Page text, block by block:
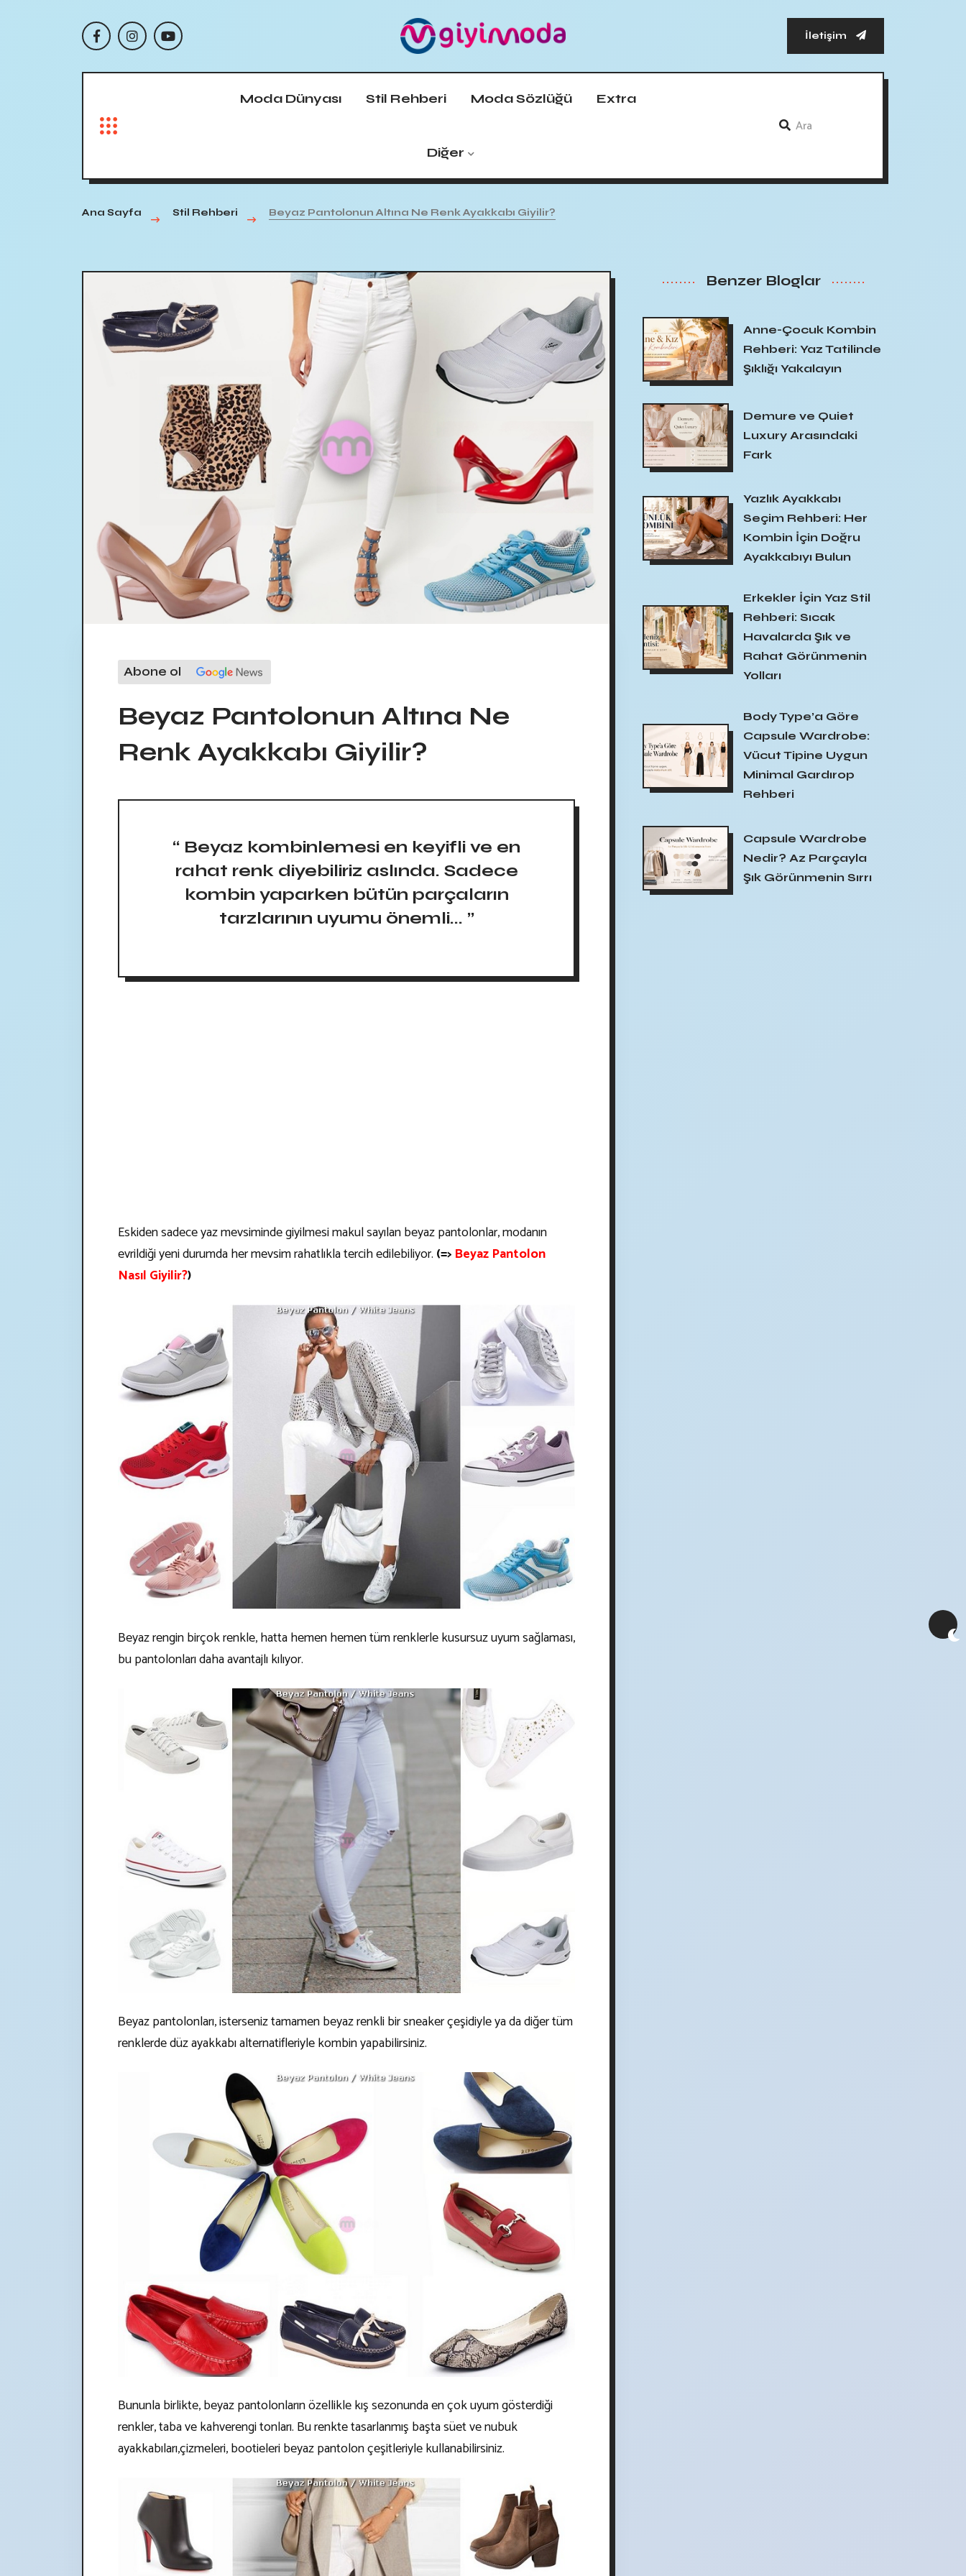
İletişim
Moda Dünyası Stil Rehberi Moda Sözlüğü Extra
Diğer
Ana Sayfa Stil Rehberi Beyaz Pantolonun Altına Ne Renk Ayakkabı Giyilir?
Abone ol
Beyaz Pantolonun Altına Ne
Renk Ayakkabı Giyilir?
“ Beyaz kombinlemesi en keyifli ve en
rahat renk diyebiliriz aslında. Sadece
kombin yaparken bütün parçaların
tarzlarının uyumu önemli... ”
Eskiden sadece yaz mevsiminde giyilmesi makul sayılan beyaz pantolonlar, modanın
evrildiği yeni durumda her mevsim rahatlıkla tercih edilebiliyor. (=> Beyaz Pantolon
Nasıl Giyilir?)
Beyaz rengin birçok renkle, hatta hemen hemen tüm renklerle kusursuz uyum sağlaması,
bu pantolonları daha avantajlı kılıyor.
Beyaz pantolonları, isterseniz tamamen beyaz renkli bir sneaker çeşidiyle ya da diğer tüm
renklerde düz ayakkabı alternatifleriyle kombin yapabilirsiniz.
Bununla birlikte, beyaz pantolonların özellikle kış sezonunda en çok uyum gösterdiği
renkler, taba ve kahverengi tonları. Bu renkte tasarlanmış başta süet ve nubuk
ayakkabıları,çizmeleri, bootieleri beyaz pantolon çeşitleriyle kullanabilirsiniz.
Benzer Bloglar
Anne-Çocuk Kombin
Rehberi: Yaz Tatilinde
Şıklığı Yakalayın
Demure ve Quiet
Luxury Arasındaki
Fark
Yazlık Ayakkabı
Seçim Rehberi: Her
Kombin İçin Doğru
Ayakkabıyı Bulun
Erkekler İçin Yaz Stil
Rehberi: Sıcak
Havalarda Şık ve
Rahat Görünmenin
Yolları
Body Type’a Göre
Capsule Wardrobe:
Vücut Tipine Uygun
Minimal Gardırop
Rehberi
Capsule Wardrobe
Nedir? Az Parçayla
Şık Görünmenin Sırrı